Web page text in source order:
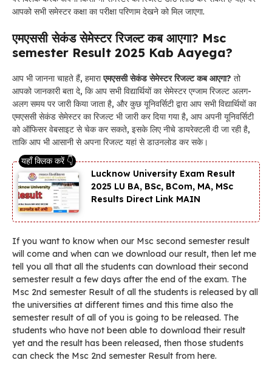
आपको सभी समेस्टर कक्षा का परीक्षा परिणाम देखने को मिल जाएगा.
एमएससी सेकंड सेमेस्टर रिजल्ट कब आएगा? Msc
semester Result 2025 Kab Aayega?
आप भी जानना चाहते हैं, हमाराएमएससी सेकंड सेमेस्टर रिजल्ट कब आएगा? तो
आपको जानकारी बता दे, कि आप सभी विद्यार्थियों का सेमेस्टर एग्जाम रिजल्ट अलग-
अलग समय पर जारी किया जाता है, और कुछ यूनिवर्सिटी द्वारा आप सभी विद्यार्थियों का
एमएससी सेकंड सेमेस्टर का रिजल्ट भी जारी कर दिया गया है, आप अपनी यूनिवर्सिटी
को ऑफिसर वेबसाइट से चेक कर सकते, इसके लिए नीचे डायरेक्टली दी जा रही है,
ताकि आप भी आसानी से अपना रिजल्ट यहां से डाउनलोड कर सके।
Lucknow University Exam Result
2025 LU BA, BSc, BCom, MA, MSc
Results Direct Link MAIN
If you want to know when our Msc second semester result
will come and when can we download our result, then let me
tell you all that all the students can download their second
semester result a few days after the end of the exam. The
Msc 2nd semester Result of all the students is released by all
the universities at different times and this time also the
semester result of all of you is going to be released. The
students who have not been able to download their result
yet and the result has been released, then those students
can check the Msc 2nd semester Result from here.